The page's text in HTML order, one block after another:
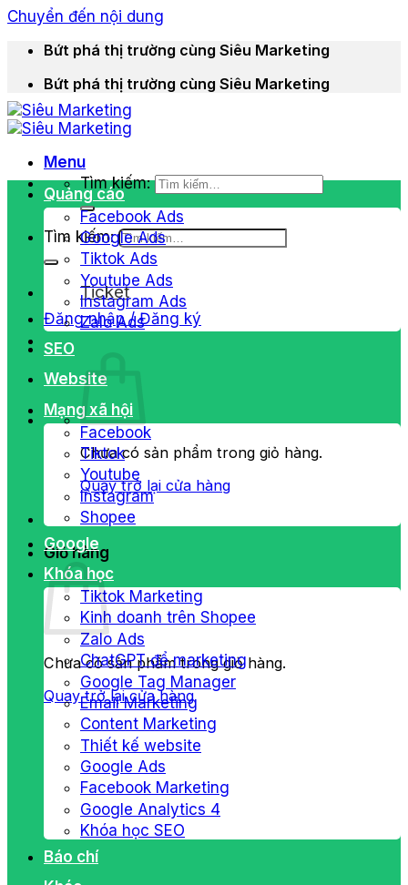
Chuyển đến nội dung
Bứt phá thị trường cùng Siêu Marketing
Bứt phá thị trường cùng Siêu Marketing
Menu
Tìm kiếm:
Tìm kiếm:
Ticket
Đăng nhập / Đăng ký
Chưa có sản phẩm trong giỏ hàng.
Quay trở lại cửa hàng
Giỏ hàng
Chưa có sản phẩm trong giỏ hàng.
Quay trở lại cửa hàng
Quảng cáo
Facebook Ads
Google Ads
Tiktok Ads
Youtube Ads
Instagram Ads
Zalo Ads
SEO
Website
Mạng xã hội
Facebook
Tiktok
Youtube
Instagram
Shopee
Google
Khóa học
Tiktok Marketing
Kinh doanh trên Shopee
Zalo Ads
ChatGPT để marketing
Google Tag Manager
Email Marketing
Content Marketing
Thiết kế website
Google Ads
Facebook Marketing
Google Analytics 4
Khóa học SEO
Báo chí